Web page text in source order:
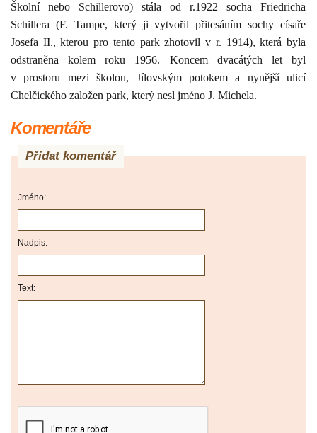
Školní nebo Schillerovo) stála od r.1922 socha Friedricha
Schillera (F. Tampe, který ji vytvořil přitesáním sochy císaře
Josefa II., kterou pro tento park zhotovil v r. 1914), která byla
odstraněna kolem roku 1956. Koncem dvacátých let byl
v prostoru mezi školou,
Jílovským potokem a nynější ulicí
Chelčického založen park, který nesl jméno J. Michela.
Komentáře
Přidat komentář
Jméno:
Nadpis:
Text: